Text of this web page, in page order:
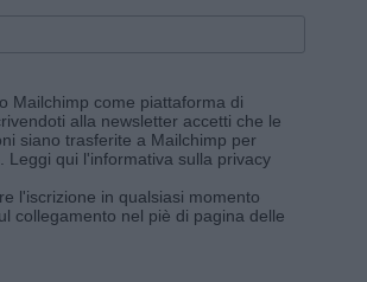
Mailchimp come piattaforma di
alla newsletter accetti che le
siano trasferite a Mailchimp per
Leggi qui l'informativa sulla privacy
l'iscrizione in qualsiasi momento
collegamento nel piè di pagina delle